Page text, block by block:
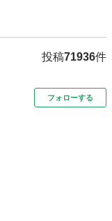
投稿71936件
フォローする